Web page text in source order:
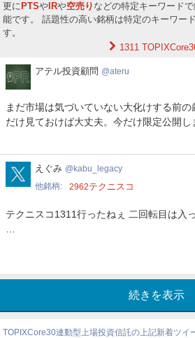
更に PTSや IRや空売り などの特定キーワード
能です。 話題性の高い銘柄は特定のキーワー
す。
1311
ア
投
資
アテル投資顧問 ateru
まだ市場は気づいていない大化けする前
だけ見ておけば大丈夫。今だけ限定公開し
kabu_legacy
えぐみ kabu_legacy
他銘柄
2962テクニスコ
テクニスコ1311行ったねぇ 二回転目は入
続きを表示
TOPIXCore30連動型上場投資信託の上記新着ツイ